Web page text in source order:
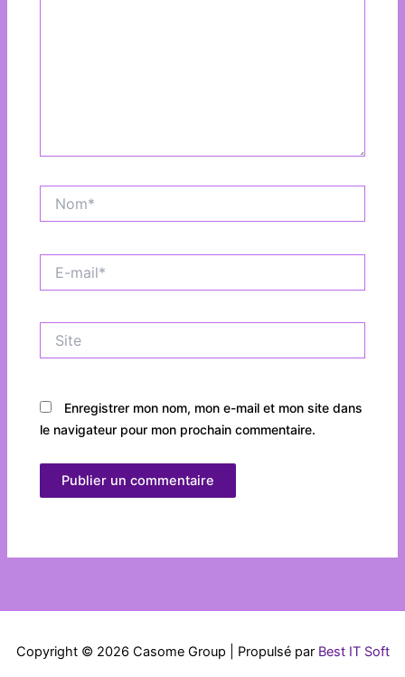
mail*
Enregistrer mon nom, mon e-mail et mon site dans
le navigateur pour mon prochain commentaire.
Copyright © 2026 Casome Group | Propulsé par Best IT Soft